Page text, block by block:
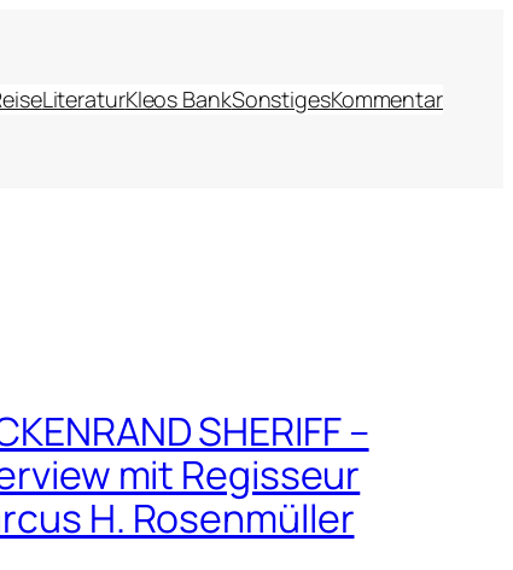
LiteraturKleos BankSonstigesKommentar
SHERIFF –
mit Regisseur
H. Rosenmüller